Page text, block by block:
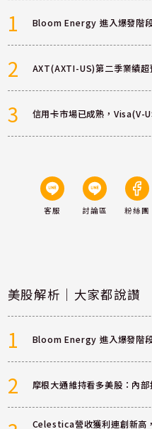
1 Bloom Energy 進入爆發階
2 AXT(AXTI-US)第二季業績超
3 信用卡市場已成熟，Visa(V-
客服 討論區 粉絲團
美股解析｜大家都說讚
1 Bloom Energy 進入爆發階
2 摩根大通維持看多美股：內
Celestica營收獲利連創新高